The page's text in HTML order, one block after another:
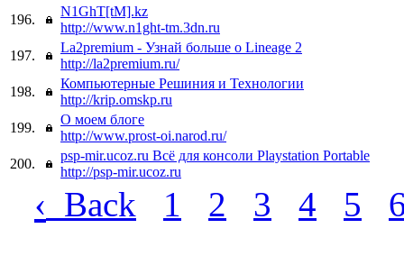
196.
N1GhT[tM].kz
http://www.n1ght-tm.3dn.ru
197.
La2premium - Узнай больше о Lineage 2
http://la2premium.ru/
198.
Компьютерные Решиния и Технологии
http://krip.omskp.ru
199.
О моем блоге
http://www.prost-oi.narod.ru/
200.
psp-mir.ucoz.ru Всё для консоли Playstation Portable
http://psp-mir.ucoz.ru
‹ Back 1 2 3 4 5